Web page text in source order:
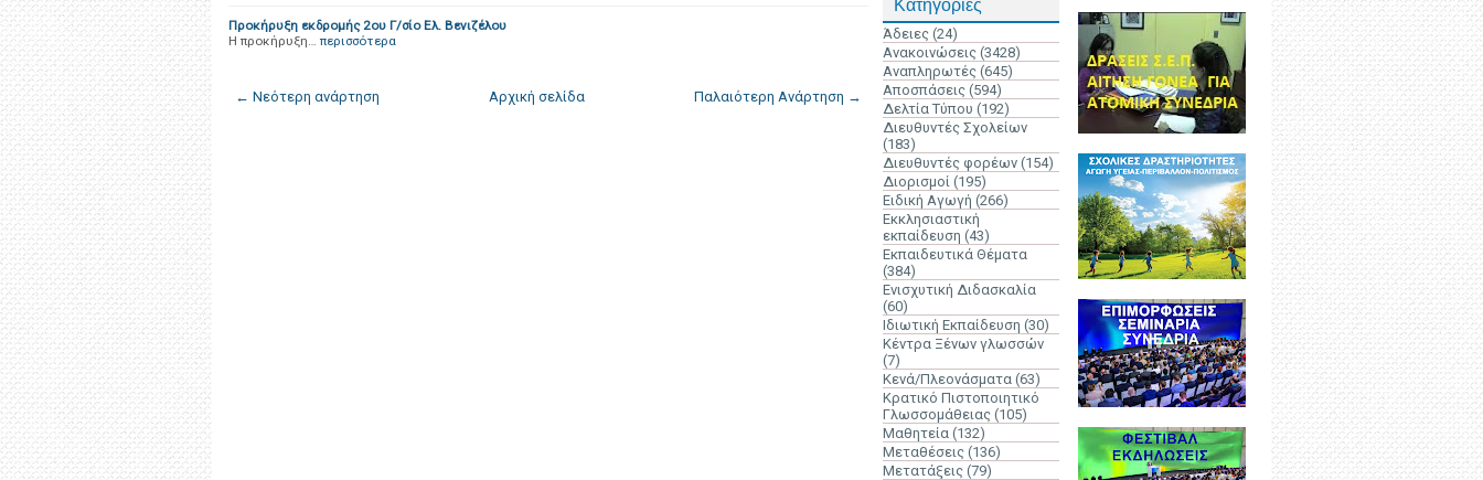
Προκήρυξη εκδρομής 2ου Γ/σίο Ελ. Βενιζέλου
Η προκήρυξη… περισσότερα
← Νεότερη ανάρτηση Παλαιότερη Ανάρτηση →
Αρχική σελίδα
Κατηγορίες
Άδειες (24)
Ανακοινώσεις (3428)
Αναπληρωτές (645)
Αποσπάσεις (594)
Δελτία Τύπου (192)
Διευθυντές Σχολείων
(183)
Διευθυντές φορέων (154)
Διορισμοί (195)
Ειδική Αγωγή (266)
Εκκλησιαστική
εκπαίδευση (43)
Εκπαιδευτικά Θέματα
(384)
Ενισχυτική Διδασκαλία
(60)
Ιδιωτική Εκπαίδευση (30)
Κέντρα Ξένων γλωσσών
(7)
Κενά/Πλεονάσματα (63)
Κρατικό Πιστοποιητικό
Γλωσσομάθειας (105)
Μαθητεία (132)
Μεταθέσεις (136)
Μετατάξεις (79)